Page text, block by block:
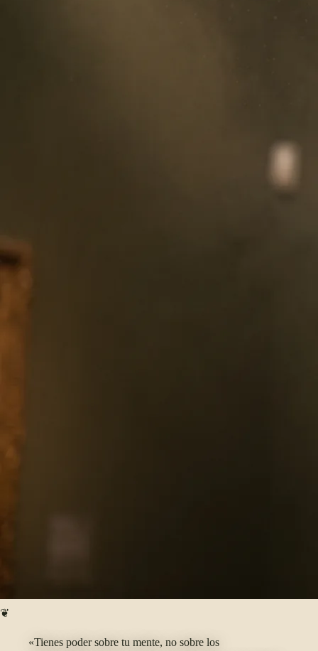
❦
«Tienes poder sobre tu mente, no sobre los